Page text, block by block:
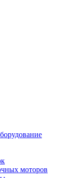
моторов